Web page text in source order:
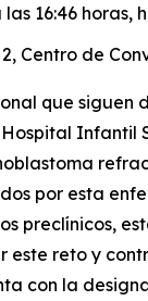
16:46
Centro de
que
Infantil
por esta
preclínicos,
reto y
con la